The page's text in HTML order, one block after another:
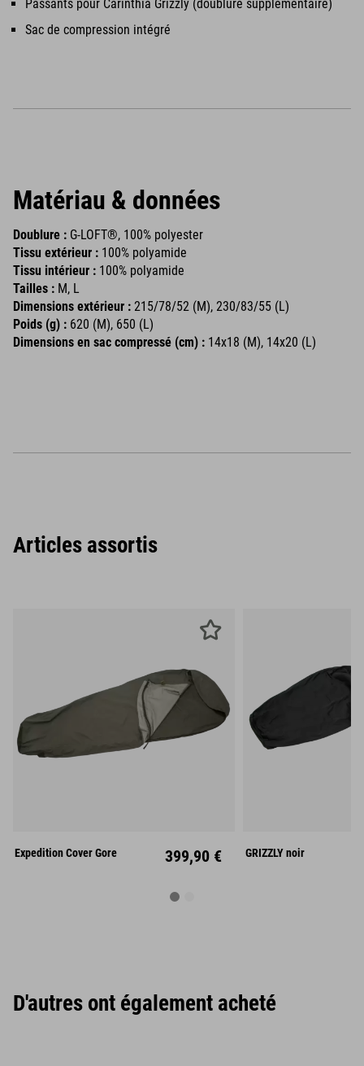
Passants pour Carinthia Grizzly (doublure supplémentaire)
Sac de compression intégré
Matériau & données
Doublure : G-LOFT®, 100% polyester
Tissu extérieur : 100% polyamide
Tissu intérieur : 100% polyamide
Tailles : M, L
Dimensions extérieur : 215/78/52 (M), 230/83/55 (L)
Poids (g) : 620 (M), 650 (L)
Dimensions en sac compressé (cm) : 14x18 (M), 14x20 (L)
Articles assortis
Links Rechts
Expedition Cover Gore 399,90 € GRIZZLY noir
D'autres ont également acheté